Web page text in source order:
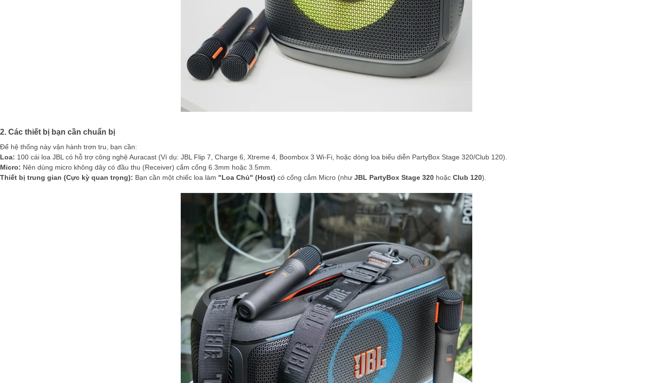
2. Các thiết bị bạn cần chuẩn bị
Để hệ thống này vận hành trơn tru, bạn cần:
Loa: 100 cái loa JBL có hỗ trợ công nghệ Auracast (Ví dụ: JBL Flip 7, Charge 6, Xtreme 4, Boombox 3 Wi-Fi, hoặc dòng loa biểu diễn PartyBox Stage 320/Club 120).
Micro: Nên dùng micro không dây có đầu thu (Receiver) cắm cổng 6.3mm hoặc 3.5mm.
Thiết bị trung gian (Cực kỳ quan trọng): Bạn cần một chiếc loa làm "Loa Chủ" (Host) có cổng cắm Micro (như JBL PartyBox Stage 320 hoặc Club 120).